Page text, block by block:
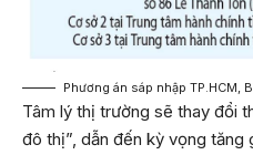
Phương án sáp nhập TP.HCM,
Tâm lý thị trường sẽ thay đổi
đô thị”, dẫn đến kỳ vọng tăng